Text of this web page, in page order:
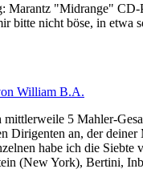
Marantz "Midrange" CD-
bitte nicht böse, in etwa
William B.A.
mittlerweile 5 Mahler-
Dirigenten an, der
habe ich die Siebte
(New York), Bertini,